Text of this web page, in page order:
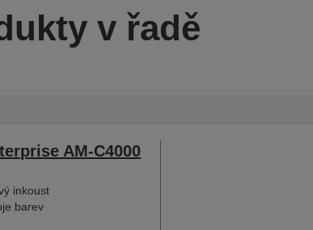
v řadě
AM-C4000
inkoust
barev